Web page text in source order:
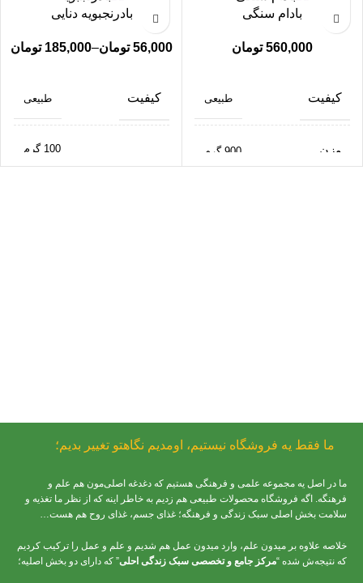
بادام سنگی
560,000 تومان
کیفیت طبیعی
وزن 900 گرم
بادرنجبویه دنایی
56,000 تومان–
185,000 تومان
کیفیت طبیعی
وزن
100 گرم
,
ما فقط یه فروشگاه نیستیم، اومدیم نگاهتو تغییر بدیم؛
ما در اصل یه مجموعه علمی و فرهنگی هستیم که دغدغه اصلی‌مون هم علم و
فرهنگه. اگه فروشگاه محصولات طبیعی هم زدیم به خاطر اینه که از نظر ما تغذیه و
سلامت بخش اصلی سبک زندگی و فرهنگه؛ غذای جسم، غذای روح هم هست…
خلاصه علاوه بر میدون علم، وارد میدون عمل هم شدیم و علم و عمل را ترکیب کردیم
که نتیجه‌ش شده “مرکز جامع و تخصصی سبک زندگی احلی” که دارای دو بخش اصلیه؛